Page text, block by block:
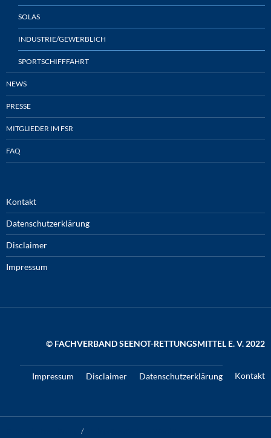
SOLAS
INDUSTRIE/GEWERBLICH
SPORTSCHIFFFAHRT
NEWS
PRESSE
MITGLIEDER IM FSR
FAQ
Kontakt
Datenschutzerklärung
Disclaimer
Impressum
© FACHVERBAND SEENOT-RETTUNGSMITTEL E. V. 2022
Kontakt
Datenschutzerklärung
Disclaimer
Impressum